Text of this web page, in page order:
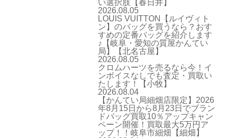
い選択肢【春日井】
2026.08.05
LOUIS VUITTON【ルイヴィト
ン】のバッグを買うなら？おす
すめの定番バッグを紹介します
♪【岐阜・愛知の質屋かんてい
局】【北名古屋】
2026.08.05
クロムハーツを売るなら今！イ
ンボイスなしでも査定・買取い
たします！【小牧】
2026.08.04
【かんてい局細畑店限定】2026
年8月15日から8月23日でブラン
ドバッグ買取10％アップキャン
ペーン開催！買取最大5万円ア
ップ！！岐阜市細畑【細畑】